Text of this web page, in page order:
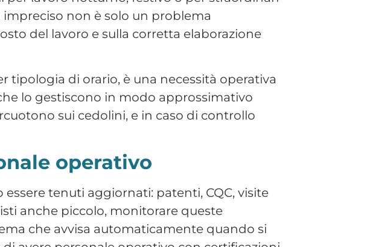
anche piccolo, monitorare queste
che avvisa automaticamente quando si
avere personale operativo con certificazioni
avviene ancora via email, con file
Quando i dati sono
e il rischio di errori nei cedolini aumenta.
reale, con possibilità di accesso diretto da
sono già lì, verificabili, esportabili nel